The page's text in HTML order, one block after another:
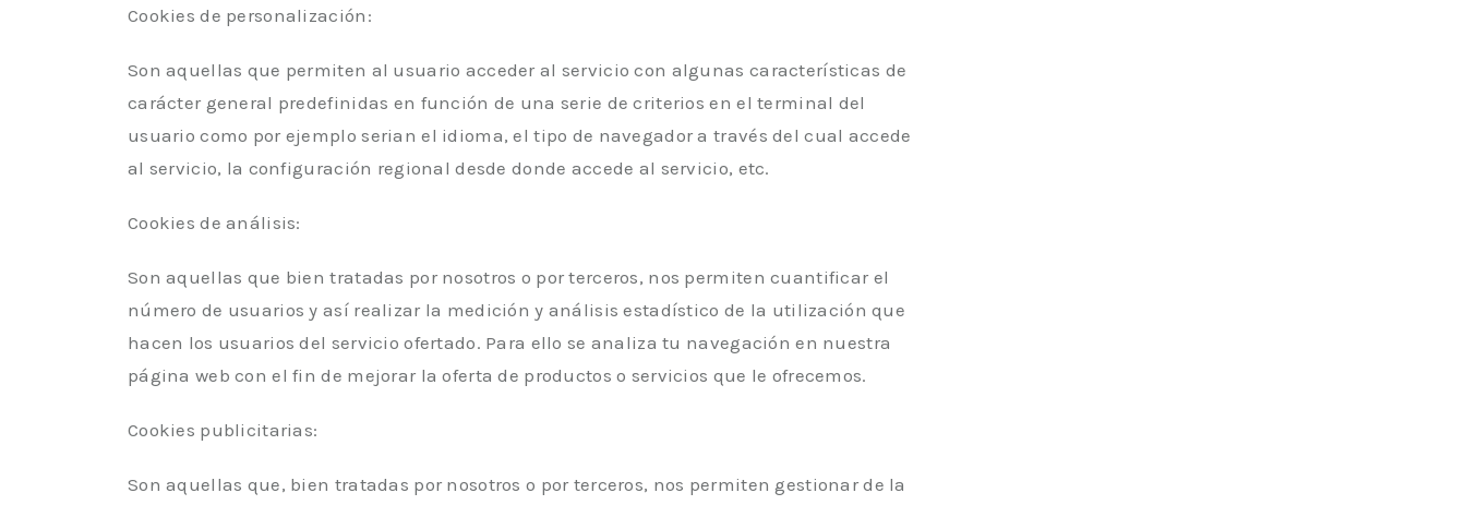
Cookies de personalización:
Son aquellas que permiten al usuario acceder al servicio con algunas características de
carácter general predefinidas en función de una serie de criterios en el terminal del
usuario como por ejemplo serian el idioma, el tipo de navegador a través del cual accede
al servicio, la configuración regional desde donde accede al servicio, etc.
Cookies de análisis:
Son aquellas que bien tratadas por nosotros o por terceros, nos permiten cuantificar el
número de usuarios y así realizar la medición y análisis estadístico de la utilización que
hacen los usuarios del servicio ofertado. Para ello se analiza tu navegación en nuestra
página web con el fin de mejorar la oferta de productos o servicios que le ofrecemos.
Cookies publicitarias:
Son aquellas que, bien tratadas por nosotros o por terceros, nos permiten gestionar de la